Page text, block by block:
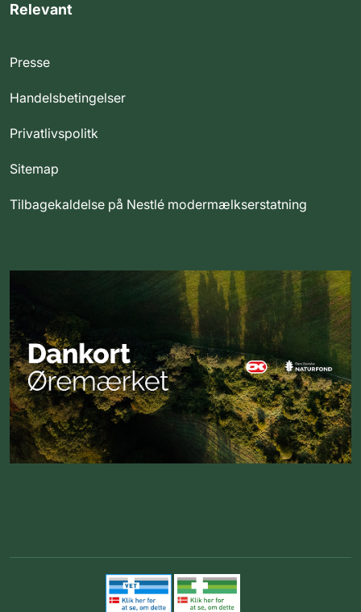
Relevant
Presse
Handelsbetingelser
Privatlivspolitk
Sitemap
Tilbagekaldelse på Nestlé modermælkserstatning